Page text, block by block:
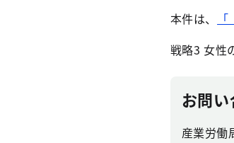
本件は、
戦略3 女性
お問
産業労働